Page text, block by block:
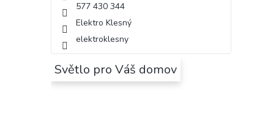
577 430 344
Elektro Klesný
elektroklesny
Světlo pro Váš domov